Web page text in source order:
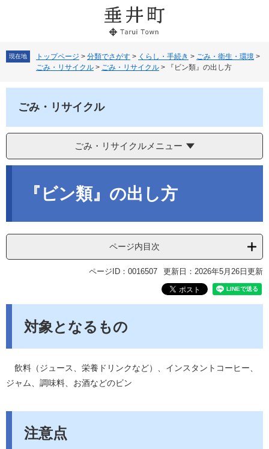
文
現在地 トップページ > 分類でさがす > くらし・手続き > ごみ・衛生・環境 >
ごみ・リサイクル > ごみ・リサイクル > 『ビン類』の出し方
ごみ・リサイクル
ごみ・リサイクルメニュー
『ビン類』の出し方
ページ内目次
ページID：0016507 更新日：2026年5月26日更新
対象となるもの
飲料（ジュース、栄養ドリンクなど）、インスタントコーヒー、
ジャム、調味料、お酒などのビン
注意点